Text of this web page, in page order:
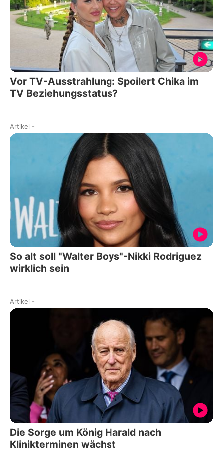
Vor TV-Ausstrahlung: Spoilert Chika im
TV Beziehungsstatus?
Artikel -
So alt soll "Walter Boys"-Nikki Rodriguez
wirklich sein
Artikel -
Die Sorge um König Harald nach
Klinikterminen wächst